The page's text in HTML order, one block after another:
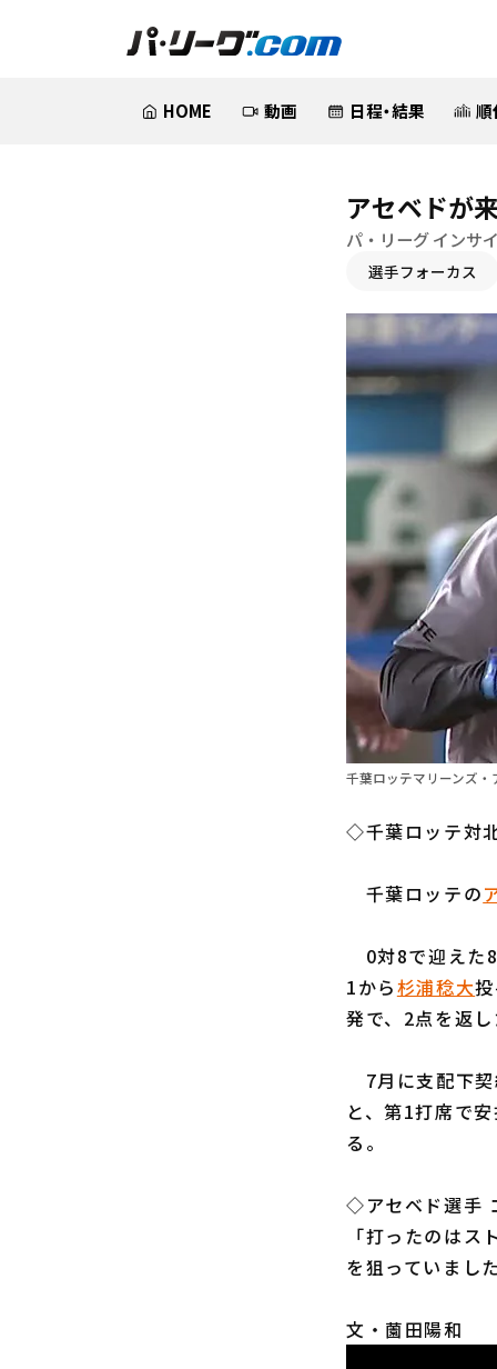
HOME 動画 日程・結果 順
アセベドが
パ・リーグ インサ
選手フォーカス
千葉ロッテマリーンズ
◇千葉ロッテ対
千葉ロッテの
0対8で迎えた
1から杉浦稔大
発で、2点を返
7月に支配下契
と、第1打席で
る。
◇アセベド選手
「打ったのは
を狙っていまし
文・薗田陽和